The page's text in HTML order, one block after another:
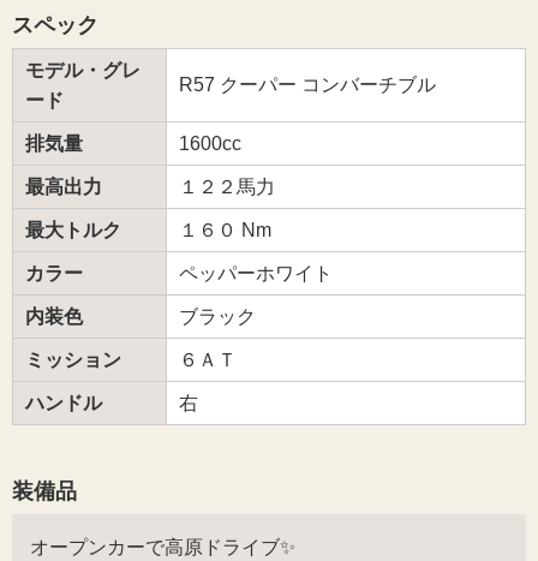
スペック
モデル・グレ
ード
R57 クーパー コンバーチブル
排気量 1600cc
最高出力 １２２馬力
最大トルク １６０ Nm
カラー ペッパーホワイト
内装色 ブラック
ミッション ６ＡＴ
ハンドル 右
装備品
オープンカーで高原ドライブ✨